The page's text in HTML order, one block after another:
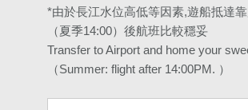
*由於長江水位高低等因素,遊船抵達
（夏季14:00）後航班比較穩妥
Transfer to Airport and home your
（Summer: flight after 14:00PM. ）